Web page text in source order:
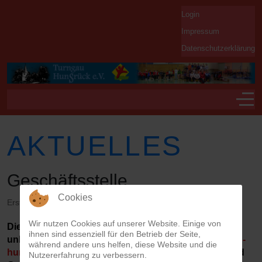
Login
Impressum
Datenschutzerklärung
Off-
AKTUELLES
Geschäftsstelle
Erstellt: 21. Februar 2026
Die Geschäftsstelle bleibt vom 21.02. bis 31.03.2026
unbesetzt. Per E-Mail sind wir weiterhin unter info@tg-
hunsrueck.deerreichbar. Die neuen Adressdaten und
Cookies
Wir nutzen Cookies auf unserer Website. Einige von
ihnen sind essenziell für den Betrieb der Seite,
während andere uns helfen, diese Website und die
Nutzererfahrung zu verbessern.